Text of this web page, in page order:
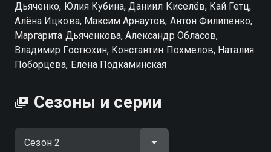
Дьяченко, Юлия Кубина, Даниил Киселёв, Кай Гетц,
Алёна Ицкова, Максим Арнаутов, Антон Филипенко,
Маргарита Дьяченкова, Александр Обласов,
Владимир Гостюхин, Константин Похмелов, Наталия
Поборцева, Елена Подкаминская
Сезоны и серии